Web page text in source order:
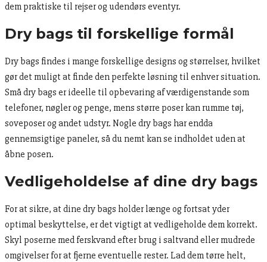
dem praktiske til rejser og udendørs eventyr.
Dry bags til forskellige formål
Dry bags findes i mange forskellige designs og størrelser, hvilket
gør det muligt at finde den perfekte løsning til enhver situation.
Små dry bags er ideelle til opbevaring af værdigenstande som
telefoner, nøgler og penge, mens større poser kan rumme tøj,
soveposer og andet udstyr. Nogle dry bags har endda
gennemsigtige paneler, så du nemt kan se indholdet uden at
åbne posen.
Vedligeholdelse af dine dry bags
For at sikre, at dine dry bags holder længe og fortsat yder
optimal beskyttelse, er det vigtigt at vedligeholde dem korrekt.
Skyl poserne med ferskvand efter brug i saltvand eller mudrede
omgivelser for at fjerne eventuelle rester. Lad dem tørre helt,